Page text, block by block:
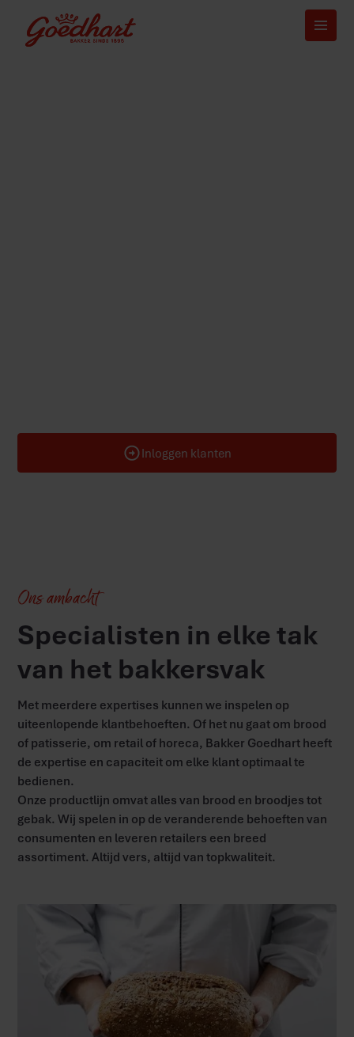
Inloggen klanten
Ons ambacht
Specialisten in elke tak
van het bakkersvak
Met meerdere expertises kunnen we inspelen op
uiteenlopende klantbehoeften. Of het nu gaat om brood
of patisserie, om retail of horeca, Bakker Goedhart heeft
de expertise en capaciteit om elke klant optimaal te
bedienen.
Onze productlijn omvat alles van brood en broodjes tot
gebak. Wij spelen in op de veranderende behoeften van
consumenten en leveren retailers een breed
assortiment. Altijd vers, altijd van topkwaliteit.